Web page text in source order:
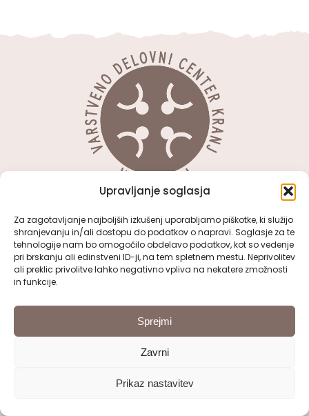
Upravljanje soglasja
Za zagotavljanje najboljših izkušenj uporabljamo piškotke, ki služijo
shranjevanju in/ali dostopu do podatkov o napravi. Soglasje za te
tehnologije nam bo omogočilo obdelavo podatkov, kot so vedenje
pri brskanju ali edinstveni ID-ji, na tem spletnem mestu. Neprivolitev
ali preklic privolitve lahko negativno vpliva na nekatere zmožnosti
in funkcije.
Sprejmi
Zavrni
Prikaz nastavitev
Kidričeva cesta 51, 4000 Kranj
: 04/ 280 55 10